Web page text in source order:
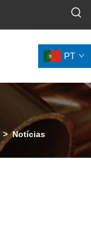
PT
>Notícias